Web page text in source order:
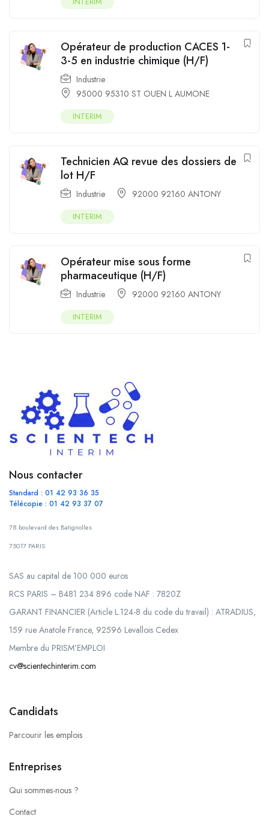
Opérateur de production CACES 1-
3-5 en industrie chimique (H/F)
Industrie
95000 95310 ST OUEN L AUMONE
INTERIM
Technicien AQ revue des dossiers de
lot H/F
Industrie 92000 92160 ANTONY
INTERIM
Opérateur mise sous forme
pharmaceutique (H/F)
Industrie 92000 92160 ANTONY
INTERIM
Nous contacter
Standard : 01 42 93 36 35
Télécopie : 01 42 93 37 07
78 boulevard des Batignolles
75017 PARIS
SAS au capital de 100 000 euros
RCS PARIS – B481 234 896 code NAF : 7820Z
GARANT FINANCIER (Article L.124-8 du code du travail) : ATRADIUS,
159 rue Anatole France, 92596 Levallois Cedex
Membre du PRISM’EMPLOI
cv@scientechinterim.com
Candidats
Parcourir les emplois
Entreprises
Qui sommes-nous ?
Contact